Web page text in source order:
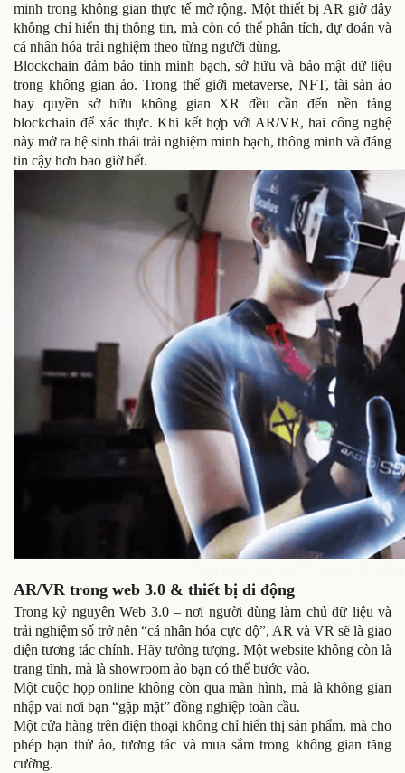
minh trong không gian thực tế mở rộng. Một thiết bị AR giờ đây
không chỉ hiển thị thông tin, mà còn có thể phân tích, dự đoán và
cá nhân hóa trải nghiệm theo từng người dùng.
Blockchain đảm bảo tính minh bạch, sở hữu và bảo mật dữ liệu
trong không gian ảo. Trong thế giới metaverse, NFT, tài sản ảo
hay quyền sở hữu không gian XR đều cần đến nền tảng
blockchain để xác thực.Khi kết hợp với AR/VR, hai công nghệ
này mở ra hệ sinh thái trải nghiệm minh bạch, thông minh và đáng
tin cậy hơn bao giờ hết.
AR/VR trong web 3.0 & thiết bị di động
Trong kỷ nguyên Web 3.0 – nơi người dùng làm chủ dữ liệu và
trải nghiệm số trở nên “cá nhân hóa cực độ”, AR và VR sẽ là giao
diện tương tác chính. Hãy tưởng tượng. Một website không còn là
trang tĩnh, mà là showroom ảo bạn có thể bước vào.
Một cuộc họp online không còn qua màn hình, mà là không gian
nhập vai nơi bạn “gặp mặt” đồng nghiệp toàn cầu.
Một cửa hàng trên điện thoại không chỉ hiển thị sản phẩm, mà cho
phép bạn thử ảo, tương tác và mua sắm trong không gian tăng
cường.